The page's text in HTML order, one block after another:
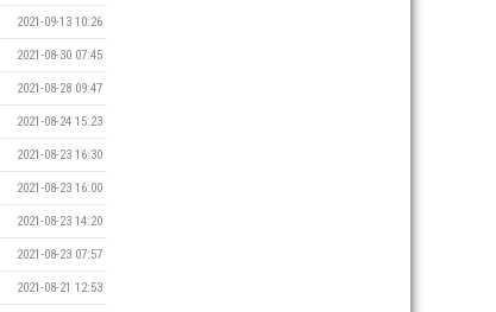
2021-09-13 10:26
2021-08-30 07:45
2021-08-28 09:47
2021-08-24 15:23
2021-08-23 16:30
2021-08-23 16:00
2021-08-23 14:20
2021-08-23 07:57
2021-08-21 12:53